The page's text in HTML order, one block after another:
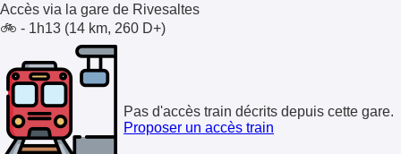
Accès via la gare de Rivesaltes
🚲 - 1h13 (14 km, 260 D+)
Pas d'accès train décrits depuis cette gare.
Proposer un accès train